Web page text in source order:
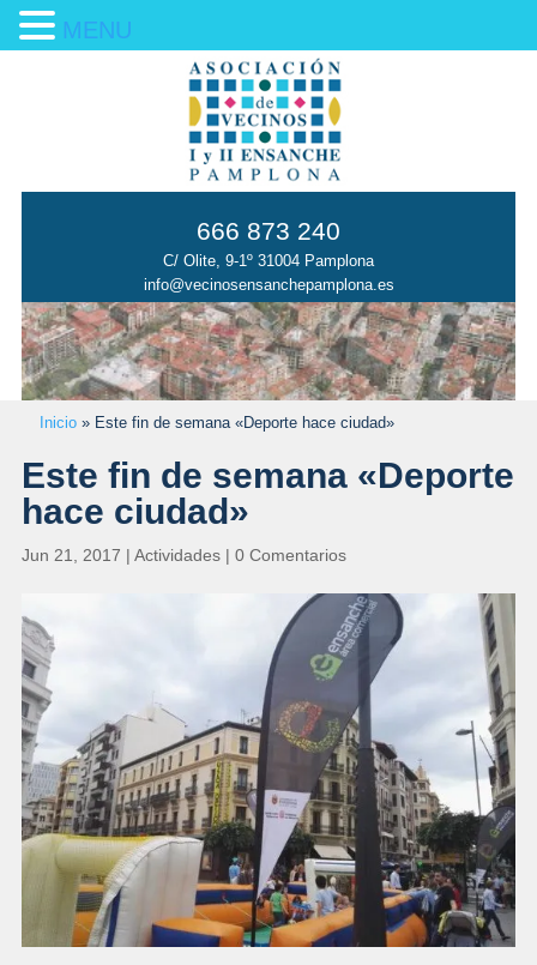
666 873 240
C/ Olite, 9-1º 31004 Pamplona
info@vecinosensanchepamplona.es
Inicio» Este fin de semana «Deporte hace ciudad»
Este fin de semana «Deporte
hace ciudad»
Jun 21, 2017 | Actividades| 0 Comentarios
MENU